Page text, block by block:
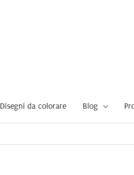
Disegni da colorare Blog